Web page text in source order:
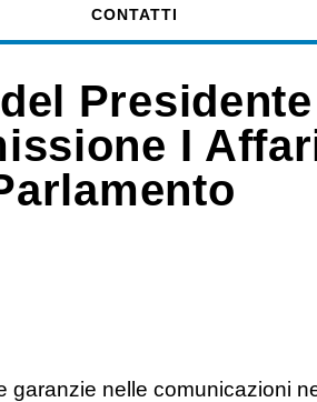
CONTATTI
I
nelle comunicazioni